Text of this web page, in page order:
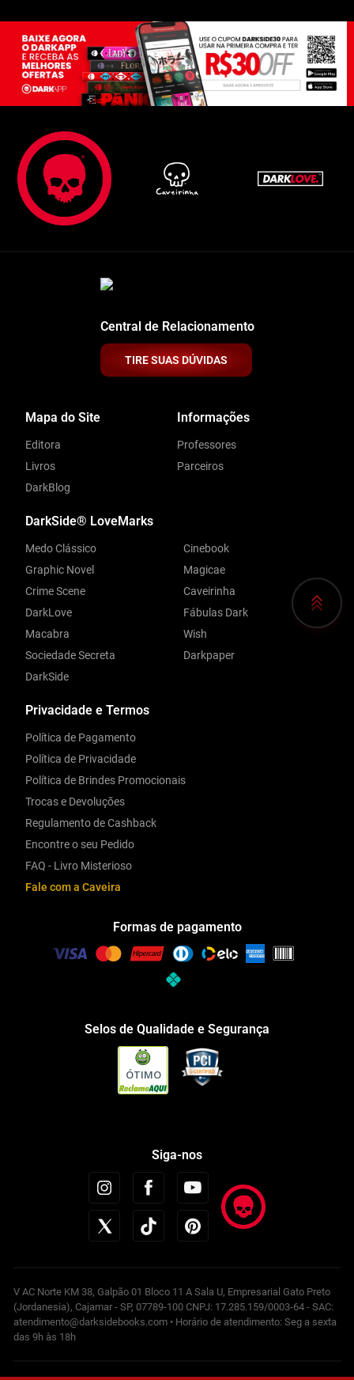
Central de Relacionamento
TIRE SUAS DÚVIDAS
Privacidade e Termos
Política de Pagamento
Política de Privacidade
Política de Brindes Promocionais
Trocas e Devoluções
Regulamento de Cashback
Encontre o seu Pedido
FAQ - Livro Misterioso
Fale com a Caveira
Mapa do Site
Editora
Livros
DarkBlog
Informações
Professores
Parceiros
DarkSide® LoveMarks
Medo Clássico
Graphic Novel
Crime Scene
DarkLove
Macabra
Sociedade Secreta
DarkSide
Cinebook
Magicae
Caveirinha
Fábulas Dark
Wish
Darkpaper
Formas de pagamento
Selos de Qualidade e Segurança
ÓTIMO
Siga-nos
V AC Norte KM 38, Galpão 01 Bloco 11 A Sala U, Empresarial Gato Preto
(Jordanesia), Cajamar - SP, 07789-100 CNPJ: 17.285.159/0003-64 - SAC:
atendimento@darksidebooks.com • Horário de atendimento: Seg a sexta
das 9h às 18h